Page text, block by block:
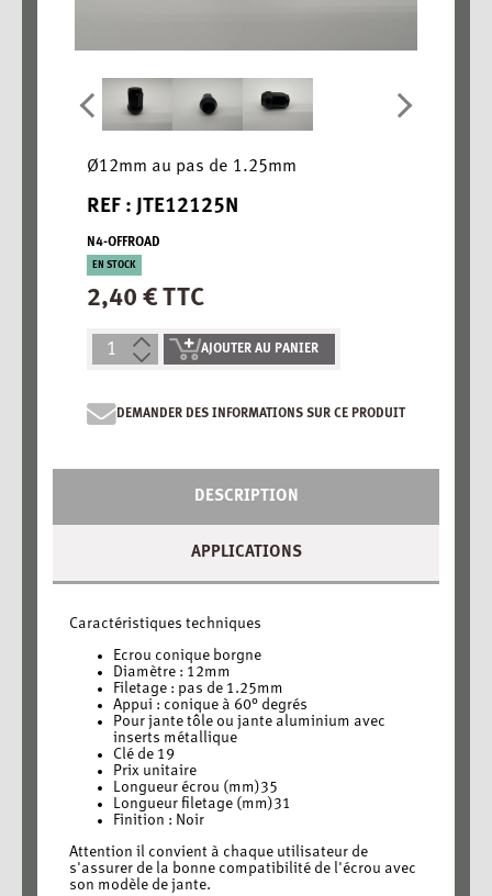
Ø12mm au pas de 1.25mm
REF : JTE12125N
N4-OFFROAD
EN STOCK
2,40 € TTC
AJOUTER AU PANIER
DEMANDER DES INFORMATIONS SUR CE PRODUIT
DESCRIPTION
APPLICATIONS
Caractéristiques techniques
Ecrou conique borgne
Diamètre : 12mm
Filetage : pas de 1.25mm
Appui : conique à 60° degrés
Pour jante tôle ou jante aluminium avec
inserts métallique
Clé de 19
Prix unitaire
Longueur écrou (mm)35
Longueur filetage (mm)31
Finition : Noir
Attention il convient à chaque utilisateur de
s'assurer de la bonne compatibilité de l'écrou avec
son modèle de jante.